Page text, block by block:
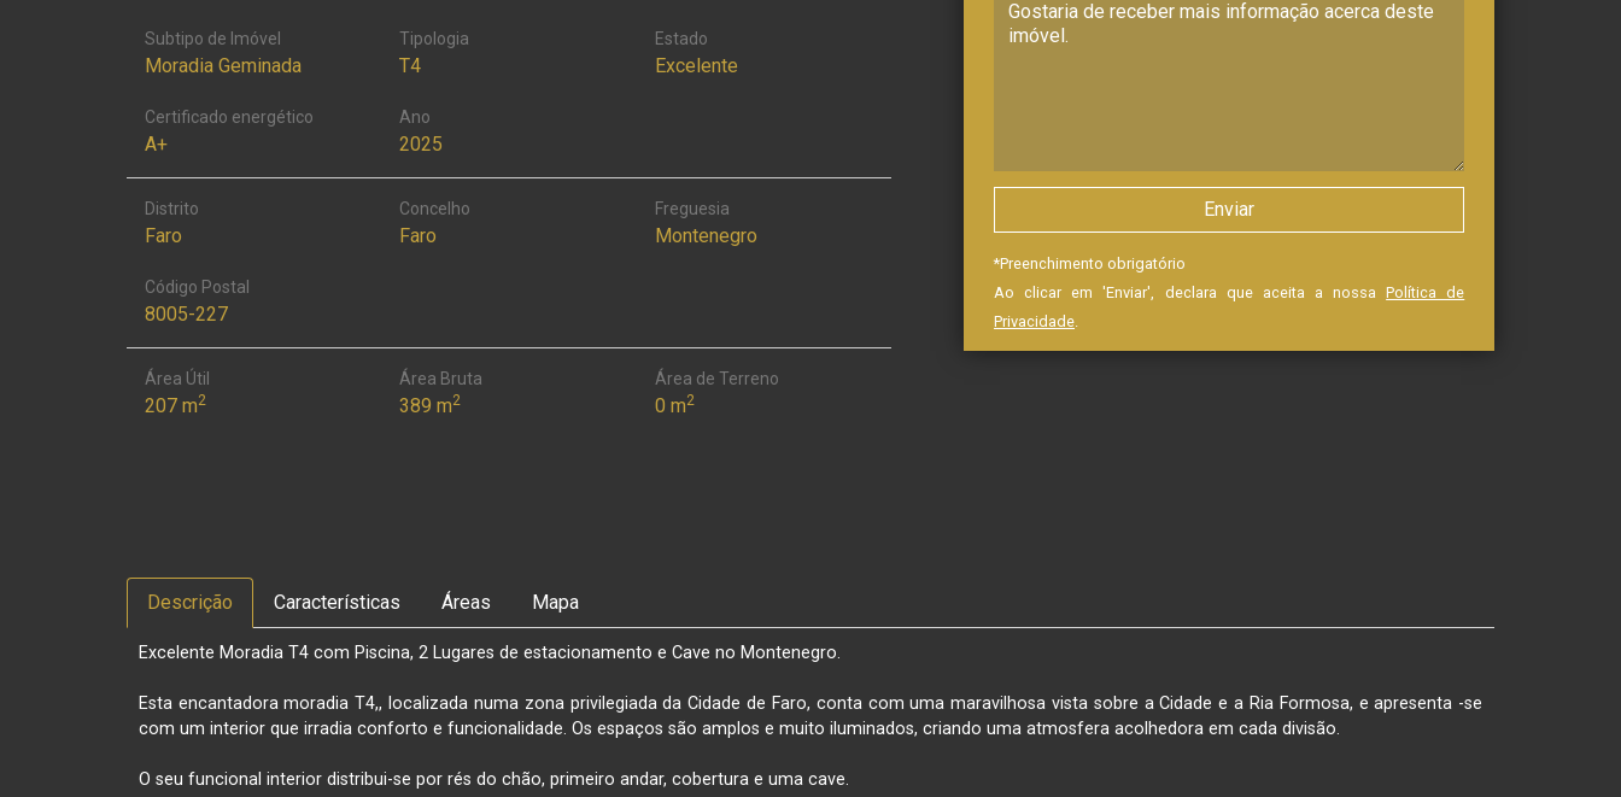
Subtipo de Imóvel
Moradia Geminada
Tipologia
T4
Estado
Excelente
Certificado energético
A+
Ano
2025
Distrito
Faro
Concelho
Faro
Freguesia
Montenegro
Código Postal
8005-227
Área Útil
207 m2
Área Bruta
389 m2
Área de Terreno
0 m2
*Preenchimento obrigatório
Ao clicar em 'Enviar', declara que aceita a nossaPolítica de
Privacidade.
Descrição Características Áreas Mapa
Excelente Moradia T4 com Piscina, 2 Lugares de estacionamento e Cave no Montenegro.
Esta encantadora moradia T4,, localizada numa zona privilegiada da Cidade de Faro, conta com uma maravilhosa vista sobre a Cidade e a Ria Formosa, e apresenta -se
com um interior que irradia conforto e funcionalidade. Os espaços são amplos e muito iluminados, criando uma atmosfera acolhedora em cada divisão.
O seu funcional interior distribui-se por rés do chão, primeiro andar, cobertura e uma cave.